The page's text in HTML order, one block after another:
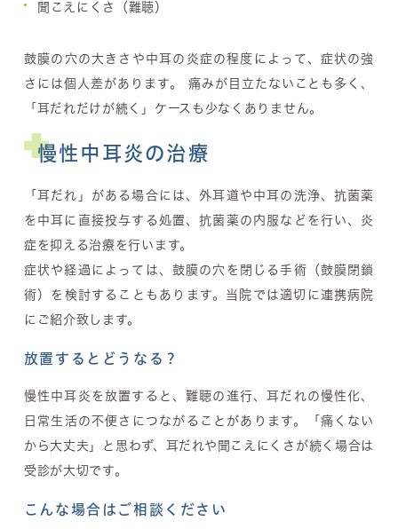
聞こえにくさ（難聴）
鼓膜の穴の大きさや中耳の炎症の程度によって、症状の強
さには個人差があります。 痛みが目立たないことも多く、
「耳だれだけが続く」ケースも少なくありません。
慢性中耳炎の治療
「耳だれ」がある場合には、外耳道や中耳の洗浄、抗菌薬
を中耳に直接投与する処置、抗菌薬の内服などを行い、炎
症を抑える治療を行います。
症状や経過によっては、鼓膜の穴を閉じる手術（鼓膜閉鎖
術）を検討することもあります。当院では適切に連携病院
にご紹介致します。
放置するとどうなる？
慢性中耳炎を放置すると、難聴の進行、耳だれの慢性化、
日常生活の不便さにつながることがあります。「痛くない
から大丈夫」と思わず、耳だれや聞こえにくさが続く場合は
受診が大切です。
こんな場合はご相談ください